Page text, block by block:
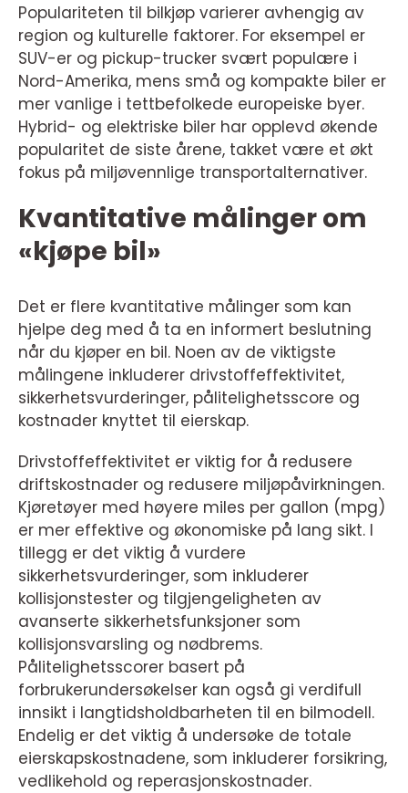
Populariteten til bilkjøp varierer avhengig av
region og kulturelle faktorer. For eksempel er
SUV-er og pickup-trucker svært populære i
Nord-Amerika, mens små og kompakte biler er
mer vanlige i tettbefolkede europeiske byer.
Hybrid- og elektriske biler har opplevd økende
popularitet de siste årene, takket være et økt
fokus på miljøvennlige transportalternativer.
Kvantitative målinger om
«kjøpe bil»
Det er flere kvantitative målinger som kan
hjelpe deg med å ta en informert beslutning
når du kjøper en bil. Noen av de viktigste
målingene inkluderer drivstoffeffektivitet,
sikkerhetsvurderinger, pålitelighetsscore og
kostnader knyttet til eierskap.
Drivstoffeffektivitet er viktig for å redusere
driftskostnader og redusere miljøpåvirkningen.
Kjøretøyer med høyere miles per gallon (mpg)
er mer effektive og økonomiske på lang sikt. I
tillegg er det viktig å vurdere
sikkerhetsvurderinger, som inkluderer
kollisjonstester og tilgjengeligheten av
avanserte sikkerhetsfunksjoner som
kollisjonsvarsling og nødbrems.
Pålitelighetsscorer basert på
forbrukerundersøkelser kan også gi verdifull
innsikt i langtidsholdbarheten til en bilmodell.
Endelig er det viktig å undersøke de totale
eierskapskostnadene, som inkluderer forsikring,
vedlikehold og reperasjonskostnader.